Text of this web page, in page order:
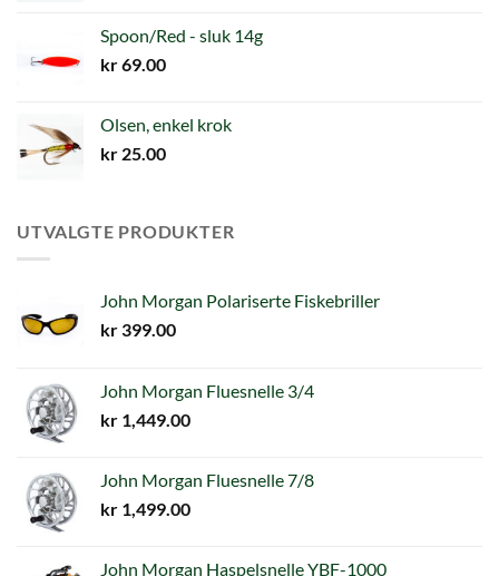
Spoon/Red - sluk 14g
kr69.00
Olsen, enkel krok
kr 25.00
UTVALGTE PRODUKTER
John Morgan Polariserte Fiskebriller
kr 399.00
John Morgan Fluesnelle 3/4
kr 1,449.00
John Morgan Fluesnelle 7/8
kr 1,499.00
John Morgan Haspelsnelle YBF-1000